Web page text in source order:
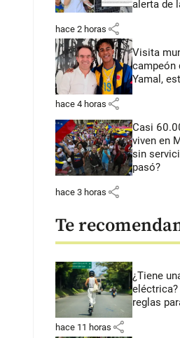
alerta de
hace 2 horas share
Visita
campeón
Yamal,
hace 4 horas share
Casi
viven en
sin
pasó?
hace 3 horas share
Te
¿Tiene
eléctrica?
reglas
hace 11 horas share